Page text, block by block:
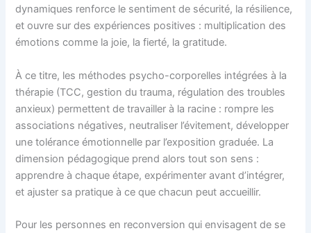
dynamiques renforce le sentiment de sécurité, la résilience,
et ouvre sur des expériences positives : multiplication des
émotions comme la joie, la fierté, la gratitude.
À ce titre, les méthodes psycho-corporelles intégrées à la
thérapie (TCC, gestion du trauma, régulation des troubles
anxieux) permettent de travailler à la racine : rompre les
associations négatives, neutraliser l’évitement, développer
une tolérance émotionnelle par l’exposition graduée. La
dimension pédagogique prend alors tout son sens :
apprendre à chaque étape, expérimenter avant d’intégrer,
et ajuster sa pratique à ce que chacun peut accueillir.
Pour les personnes en reconversion qui envisagent de se